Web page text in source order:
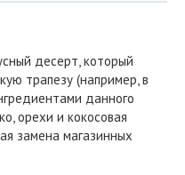
десерт, который
трапезу (например, в
данного
орехи и кокосовая
замена магазинных